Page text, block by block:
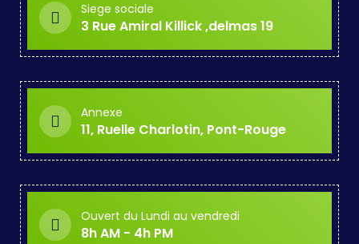
Siege sociale
3 Rue Amiral Killick ,delmas 19
Annexe
11, Ruelle Charlotin, Pont-Rouge
Ouvert du Lundi au vendredi
8h AM - 4h PM